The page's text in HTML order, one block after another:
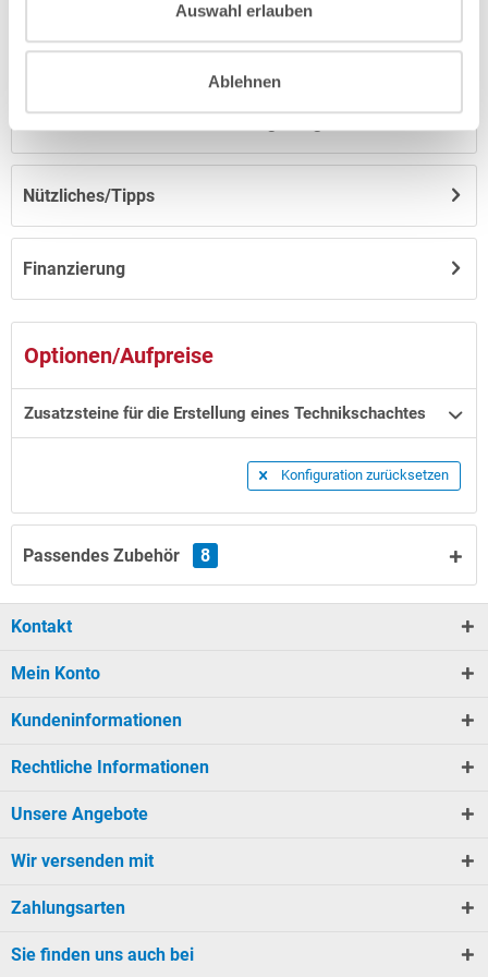
Auswahl erlauben
Ablehnen
Finanzierung
Anleitungen/Datenblätter
Nützliches/Tipps
Optionen/Aufpreise
Zusatzsteine für die Erstellung eines Technikschachtes
Konfiguration zurücksetzen
Passendes Zubehör 8
Kontakt
Mein Konto
Kundeninformationen
Rechtliche Informationen
Unsere Angebote
Wir versenden mit
Zahlungsarten
Sie finden uns auch bei